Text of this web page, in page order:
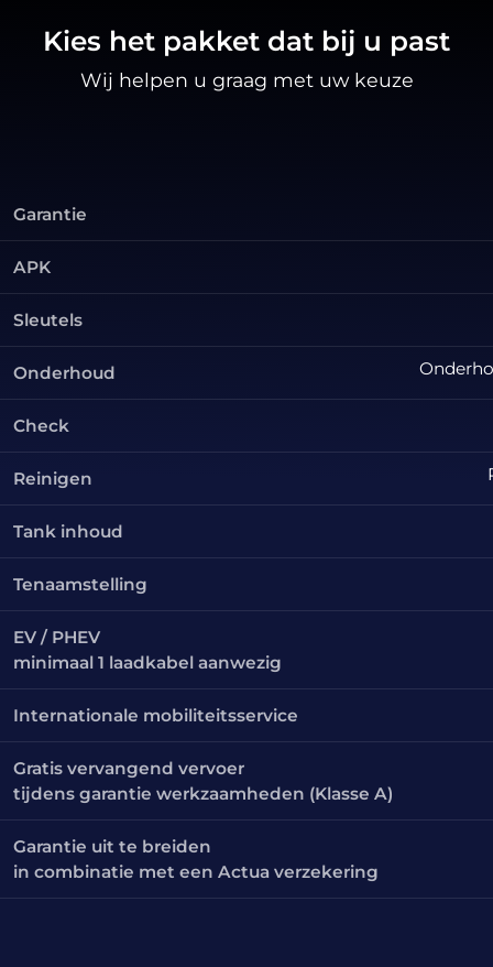
Kies het pakket dat bij u past
Wij helpen u graag met uw keuze
Garantie
APK
Sleutels
Onderhoud
Check
Reinigen
Tank inhoud
Tenaamstelling
EV / PHEV
minimaal 1 laadkabel aanwezig
Internationale mobiliteitsservice
Gratis vervangend vervoer
tijdens garantie werkzaamheden (Klasse A)
Garantie uit te breiden
in combinatie met een Actua verzekering